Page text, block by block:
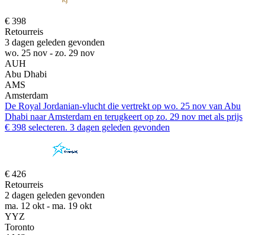
€ 398
Retourreis
3 dagen geleden gevonden
wo. 25 nov - zo. 29 nov
AUH
Abu Dhabi
AMS
Amsterdam
De Royal Jordanian-vlucht die vertrekt op wo. 25 nov van Abu
Dhabi naar Amsterdam en terugkeert op zo. 29 nov met als prijs
€ 398 selecteren. 3 dagen geleden gevonden
€ 426
Retourreis
2 dagen geleden gevonden
ma. 12 okt - ma. 19 okt
YYZ
Toronto